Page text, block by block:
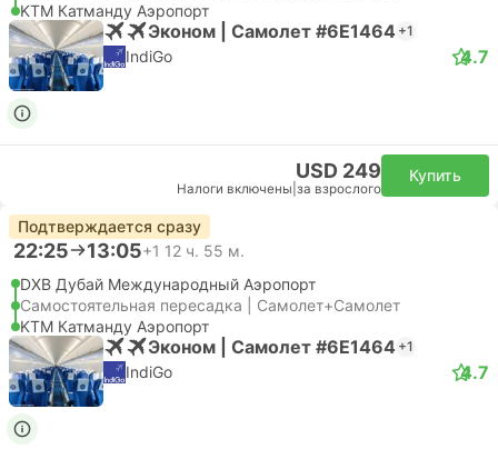
KTM Катманду Аэропорт
Эконом | Самолет #6E1464 +1
IndiGo 4.7
USD 249
Налоги включены за взрослого
Купить
Подтверждается сразу
22:25 13:05+1 12 ч. 55 м.
DXB Дубай Международный Аэропорт
Самостоятельная пересадка | Самолет+Самолет
KTM Катманду Аэропорт
Эконом | Самолет #6E1464 +1
IndiGo 4.7